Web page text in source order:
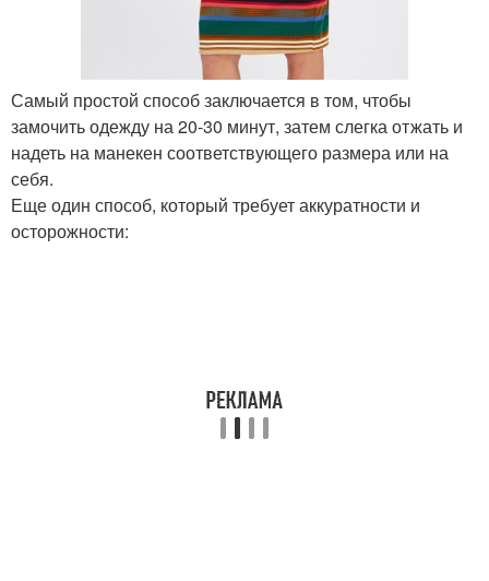
Самый простой способ заключается в том, чтобы
замочить одежду на 20-30 минут, затем слегка отжать и
надеть на манекен соответствующего размера или на
себя.
Еще один способ, который требует аккуратности и
осторожности: